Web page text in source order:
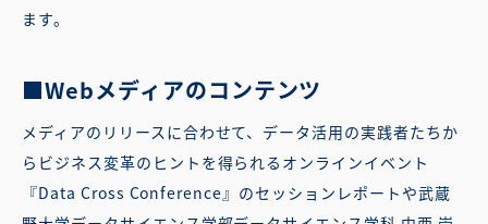
ます。
■Webメディアのコンテンツ
メディアのリリースに合わせて、データ活用の実践者たちか
らビジネス変革のヒントを得られるオンラインイベント
『Data Cross Conference』のセッションレポートや武蔵